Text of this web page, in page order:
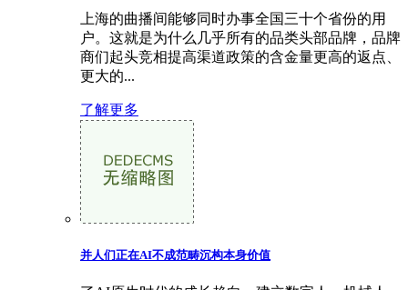
上海的曲播间能够同时办事全国三十个省份的用
户。这就是为什么几乎所有的品类头部品牌，品牌
商们起头竞相提高渠道政策的含金量更高的返点、
更大的...
了解更多
并人们正在AI不成范畴沉构本身价值